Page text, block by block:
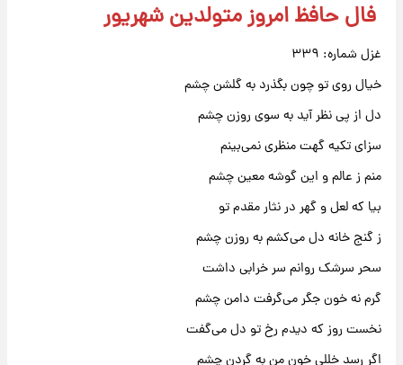
فال حافظ امروز متولدین شهریور
غزل شماره: ۳۳۹
خیال روی تو چون بگذرد به گلشن چشم
دل از پی نظر آید به سوی روزن چشم
سزای تکیه گهت منظری نمی‌بینم
منم ز عالم و این گوشه معین چشم
بیا که لعل و گهر در نثار مقدم تو
ز گنج خانه دل می‌کشم به روزن چشم
سحر سرشک روانم سر خرابی داشت
گرم نه خون جگر می‌گرفت دامن چشم
نخست روز که دیدم رخ تو دل می‌گفت
اگر رسد خللی خون من به گردن چشم